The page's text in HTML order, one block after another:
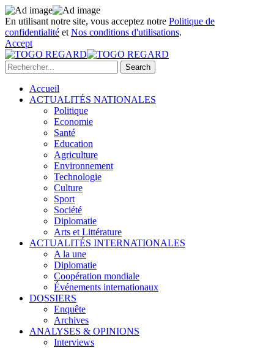
En utilisant notre site, vous acceptez notre Politique de
confidentialité et Nos conditions d'utilisations.
Accept
Accueil
ACTUALITÉS NATIONALES
Politique
Economie
Santé
Education
Agriculture
Environnement
Technologie
Culture
Sport
Société
Diplomatie
Arts et Littérature
ACTUALITÉS INTERNATIONALES
A la une
Diplomatie
Coopération mondiale
Événements internationaux
DOSSIERS
Enquête
Archives
ANALYSES & OPINIONS
Interviews